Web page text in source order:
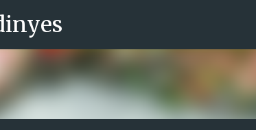
Salta al contingut principal